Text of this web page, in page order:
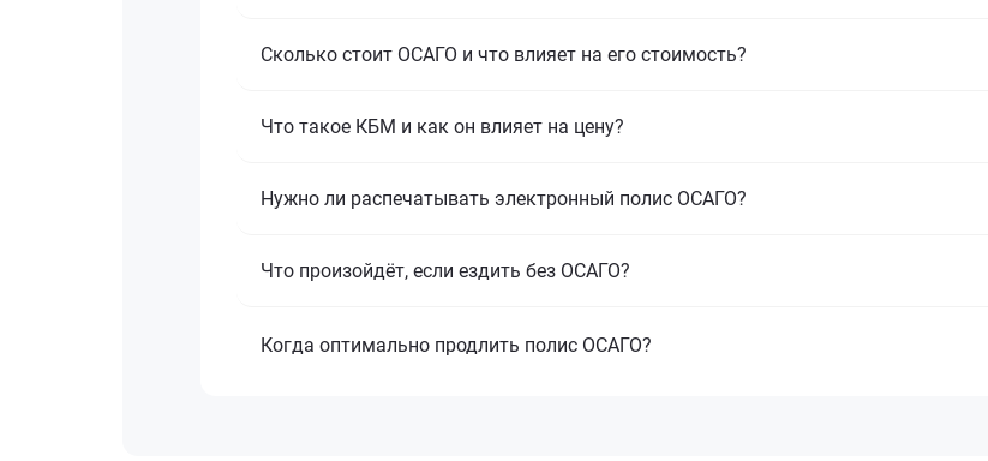
Сколько стоит ОСАГО и что влияет на его стоимость?
Что такое КБМ и как он влияет на цену?
Нужно ли распечатывать электронный полис ОСАГО?
Что произойдёт, если ездить без ОСАГО?
Когда оптимально продлить полис ОСАГО?